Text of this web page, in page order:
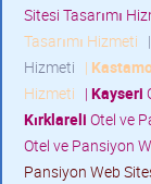
Sitesi Tasarımı
Tasarımı Hizmeti |
Hizmeti |
Hizmeti | Kayseri
Kırklareli Otel ve
Otel ve Pansiyon
Pansiyon Web